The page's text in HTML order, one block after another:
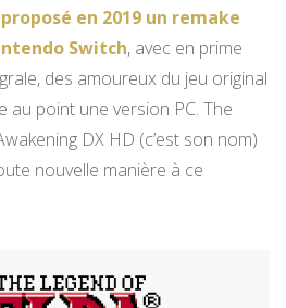
en 2019 un remake
Switch, avec en prime
des amoureux du jeu original
au point une version PC. The
DX HD (c’est son nom)
nouvelle manière à ce